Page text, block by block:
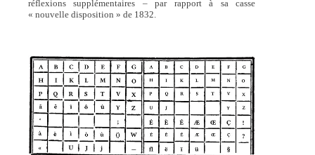
réflexions supplémentaires – par rapport à sa casse
« nouvelle disposition » de 1832.